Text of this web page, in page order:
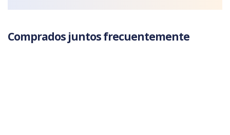
Comprados juntos frecuentemente